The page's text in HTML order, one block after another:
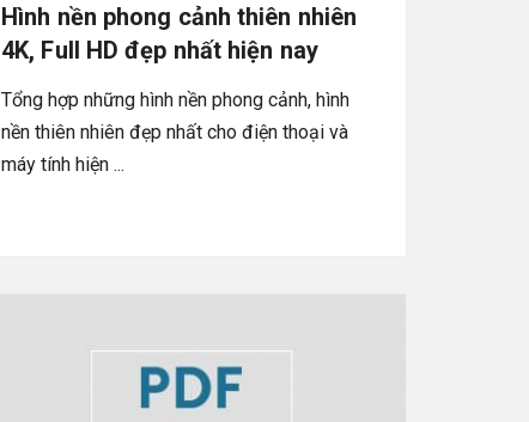
Hình nền phong cảnh thiên nhiên
4K, Full HD đẹp nhất hiện nay
Tổng hợp những hình nền phong cảnh, hình
nền thiên nhiên đẹp nhất cho điện thoại và
máy tính hiện ...